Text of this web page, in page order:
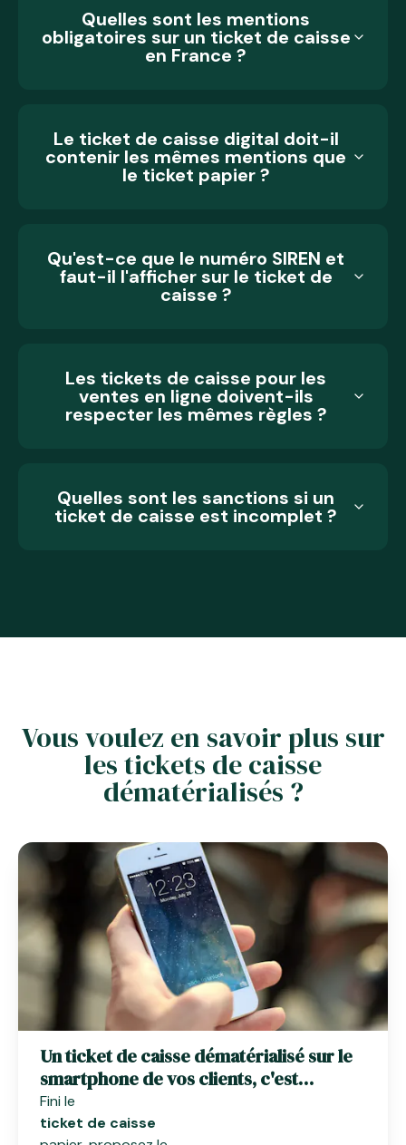
Quelles sont les mentions
obligatoires sur un ticket de caisse
en France ?
Le ticket de caisse digital doit-il
contenir les mêmes mentions que
le ticket papier ?
Qu'est-ce que le numéro SIREN et
faut-il l'afficher sur le ticket de
caisse ?
Les tickets de caisse pour les
ventes en ligne doivent-ils
respecter les mêmes règles ?
Quelles sont les sanctions si un
ticket de caisse est incomplet ?
Vous voulez en savoir plus sur
les tickets de caisse
dématérialisés ?
Un ticket de caisse dématérialisé sur le
smartphone de vos clients, c'est
possible
Fini le
ticket de caisse